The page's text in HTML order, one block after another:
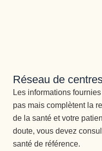
Réseau de
Les informations
pas mais complètent la
de la santé et votre
doute, vous devez
santé de référence.